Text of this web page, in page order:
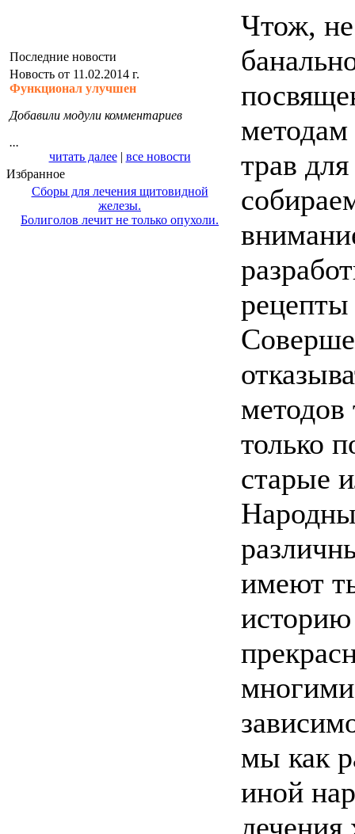
Последние новости
Новость от 11.02.2014 г.
Функционал улучшен
Добавили модули комментариев
...
читать далее| все новости
Избранное
Сборы для лечения щитовидной
железы.
Болиголов лечит не только опухоли.
Чтож,
методам
трав
методов
только
старые
имеют
мы как
иной
лечения